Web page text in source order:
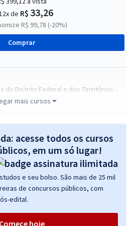
de R$ 33,26
R$ 99,78 (-20%)
Comprar
do Distrito Federal e dos Territórios -
Apoio Especializado - Especialidade:
335,84à vista
de R$27,99
R$ 83,96 (-20%)
Comprar
do Distrito Federal e dos Territórios -
mais cursos
acesse todos os cursos
em um só lugar!
e seu bolso. São mais de 25 mil
de concursos públicos, com
edital.
Comece hoje